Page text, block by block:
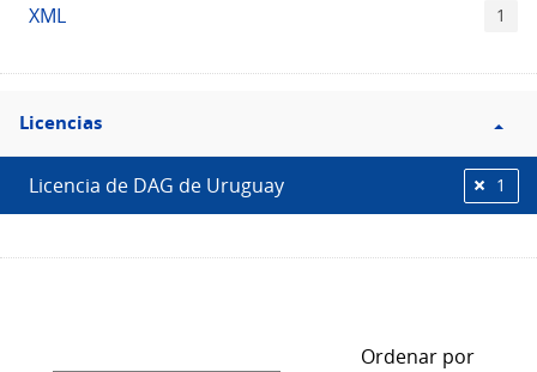
XML 1
Filtro
Licencias
Licencias
Licencia de DAG de Uruguay 1
Ordenar por